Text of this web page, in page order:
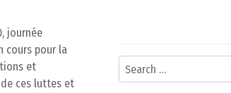
journée
cours pour la
et
ces luttes et
Search